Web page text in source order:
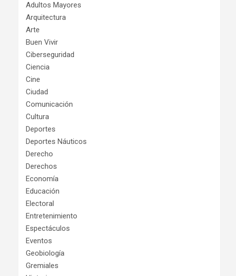
Adultos Mayores
Arquitectura
Arte
Buen Vivir
Ciberseguridad
Ciencia
Cine
Ciudad
Comunicación
Cultura
Deportes
Deportes Náuticos
Derecho
Derechos
Economía
Educación
Electoral
Entretenimiento
Espectáculos
Eventos
Geobiología
Gremiales